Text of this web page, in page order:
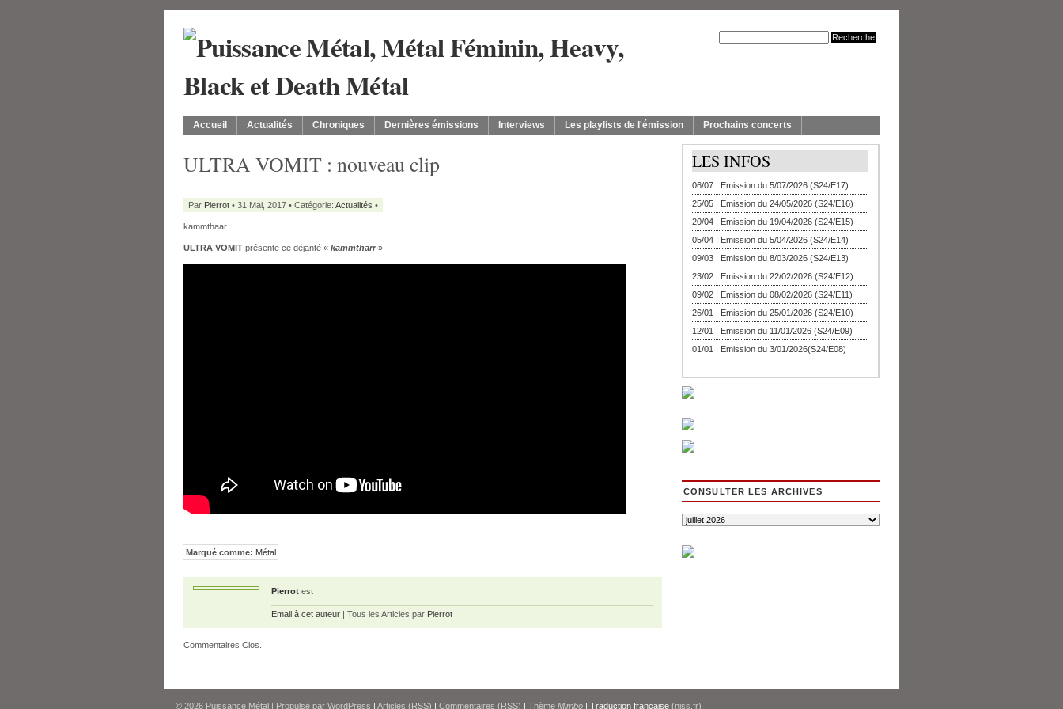
Accueil Actualités Chroniques Dernières émissions Interviews Les playlists de l'émission Prochains concerts
ULTRA VOMIT : nouveau clip
Par Pierrot • 31 Mai, 2017 • Catégorie: Actualités •
kammthaar
ULTRA VOMIT présente ce déjanté « kammtharr»
Marqué comme: Métal
Pierrot est
Email à cet auteur | Tous les Articles par Pierrot
Commentaires Clos.
LES INFOS
06/07 : Emission du 5/07/2026 (S24/E17)
25/05 : Emission du 24/05/2026 (S24/E16)
20/04 : Emission du 19/04/2026 (S24/E15)
05/04 : Emission du 5/04/2026 (S24/E14)
09/03 : Emission du 8/03/2026 (S24/E13)
23/02 : Emission du 22/02/2026 (S24/E12)
09/02 : Emission du 08/02/2026 (S24/E11)
26/01 : Emission du 25/01/2026 (S24/E10)
12/01 : Emission du 11/01/2026 (S24/E09)
01/01 : Emission du 3/01/2026(S24/E08)
CONSULTER LES ARCHIVES
© 2026 Puissance Métal | Propulsé par WordPress | Articles (RSS) | Commentaires (RSS) | Thème Mimbo | Traduction française (niss.fr)